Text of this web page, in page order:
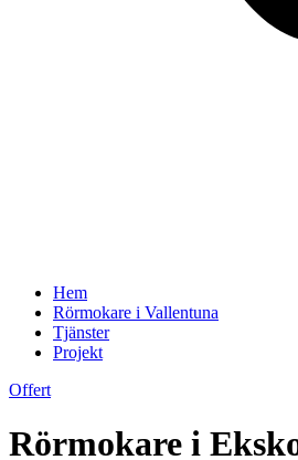
Hem
Rörmokare i Vallentuna
Tjänster
Projekt
Offert
Rörmokare i